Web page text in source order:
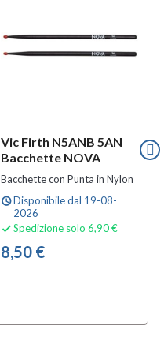
Vic Firth N5ANB 5AN
Bacchette NOVA
Bacchette con Punta in Nylon
scheduleDisponibile dal 19-08-
2026
 Spedizione solo 6,90 €
8,50 €